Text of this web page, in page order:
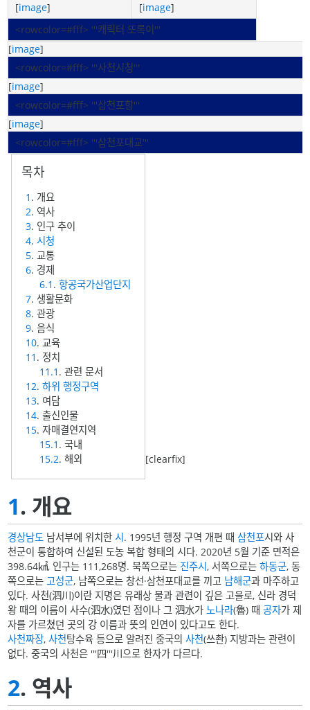
[image] [image]
<rowcolor=#fff> '''캐릭터 또록이'''
[image]
<rowcolor=#fff> '''사천시청'''
[image]
<rowcolor=#fff> '''삼천포항'''
[image]
<rowcolor=#fff> '''삼천포대교'''
1 . 개요
2. 역사
3. 인구 추이
4.시청
5. 교통
6. 경제
6.1 .항공국가산업단지
7. 생활문화
8. 관광
9. 음식
10. 교육
11 . 정치
11.1 . 관련 문서
12.하위 행정구역
13. 여담
14. 출신인물
15. 자매결연지역
15.1 . 국내
15.2. 해외 [clearfix]
1. 개요
경상남도 남서부에 위치한시. 1995년 행정 구역 개편 때삼천포시와 사
천군이 통합하여 신설된 도농 복합 형태의 시다. 2020년 5월 기준 면적은
398.64㎢, 인구는 111,268명. 북쪽으로는 진주시, 서쪽으로는하동군, 동
쪽으로는 고성군, 남쪽으로는 창선·삼천포대교를 끼고 남해군과 마주하고
있다. 사천(泗川)이란 지명은 유래상 물과 관련이 깊은 고을로, 신라 경덕
왕 때의 이름이 사수(泗水)였던 점이나 그 泗水가 노나라(魯) 때공자가 제
자를 가르쳤던 곳의 강 이름과 뜻의 인연이 있다고도 한다.
사천짜장,사천탕수육 등으로 알려진 중국의사천(쓰촨) 지방과는 관련이
없다. 중국의 사천은 '''四'''川으로 한자가 다르다.
2. 역사